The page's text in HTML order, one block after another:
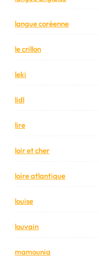
langue coréenne
le crillon
leki
lidl
lire
loir et cher
loire atlantique
louise
louvain
mamounia